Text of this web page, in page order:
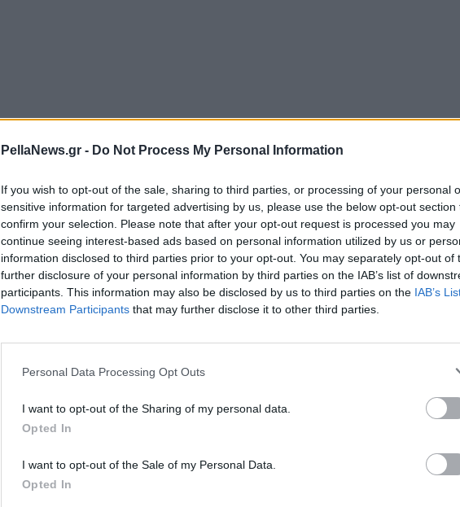
PellaNews.gr - Do Not Process My Personal Information
If you wish to opt-out of the sale, sharing to third parties, or processing of your personal
sensitive information for targeted advertising by us, please use the below opt-out section
confirm your selection. Please note that after your opt-out request is processed you may
continue seeing interest-based ads based on personal information utilized by us or
information disclosed to third parties prior to your opt-out. You may separately opt-out of
further disclosure of your personal information by third parties on the IAB’s list of
participants. This information may also be disclosed by us to third parties on the IAB’s
Downstream Participants that may further disclose it to other third parties.
Personal Data Processing Opt Outs
I want to opt-out of the Sharing of my personal data.
Opted In
I want to opt-out of the Sale of my Personal Data.
Opted In